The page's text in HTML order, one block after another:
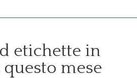
etichette in
mese